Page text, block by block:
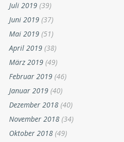
Juli 2019 (39)
Juni 2019 (37)
Mai 2019 (51)
April 2019 (38)
März 2019 (49)
Februar 2019 (46)
Januar 2019 (40)
Dezember 2018 (40)
November 2018 (34)
Oktober 2018 (49)